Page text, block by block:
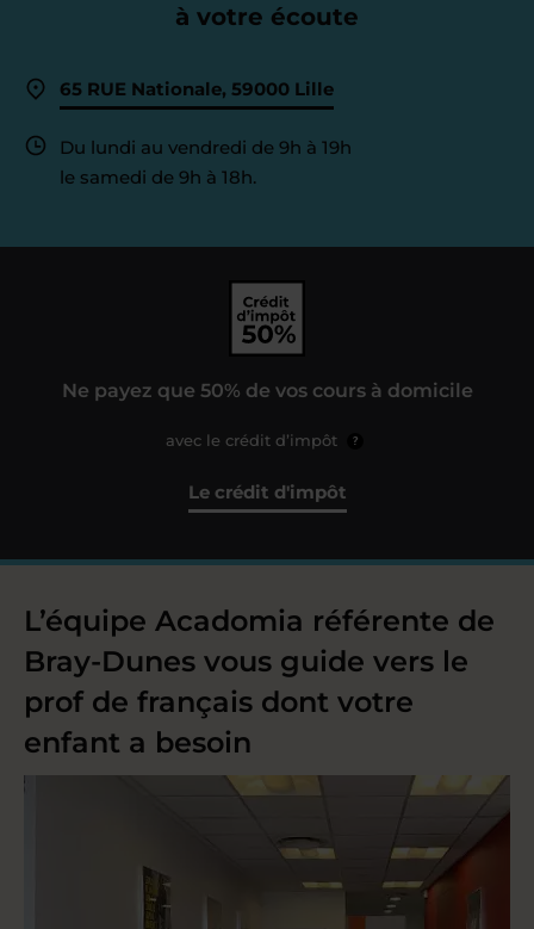
à votre écoute
65 RUE Nationale, 59000 Lille
Du lundi au vendredi de 9h à 19h
le samedi de 9h à 18h.
Ne payez que 50% de vos cours à domicile
avec le crédit d’impôt ?
Le crédit d'impôt
L’équipe Acadomia référente de
Bray-Dunes vous guide vers le
prof de français dont votre
enfant a besoin